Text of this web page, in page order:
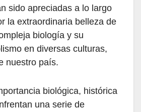
sido apreciadas a lo largo
la extraordinaria belleza de
biología y su
en diversas culturas,
nuestro país.
biológica, histórica
una serie de